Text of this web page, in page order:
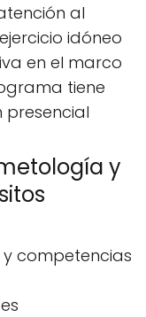
al
idóneo
en el marco
tiene
y
competencias